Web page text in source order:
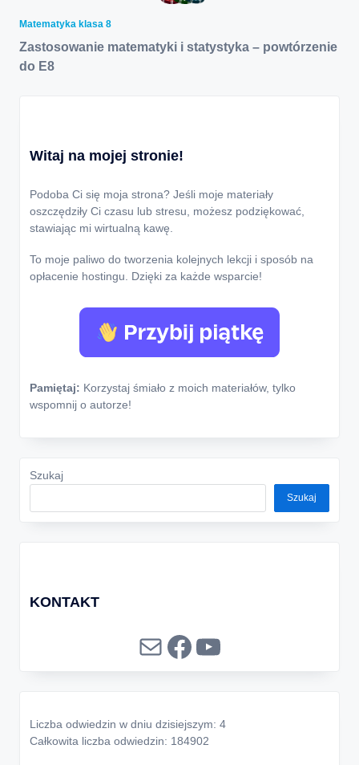
Matematyka klasa 8
Zastosowanie matematyki i statystyka – powtórzenie
do E8
Witaj na mojej stronie!
Podoba Ci się moja strona? Jeśli moje materiały
oszczędziły Ci czasu lub stresu, możesz podziękować,
stawiając mi wirtualną kawę.
To moje paliwo do tworzenia kolejnych lekcji i sposób na
opłacenie hostingu. Dzięki za każde wsparcie!
Pamiętaj: Korzystaj śmiało z moich materiałów, tylko
wspomnij o autorze!
Szukaj
Szukaj
KONTAKT
MailFacebook
YouTube
Liczba odwiedzin w dniu dzisiejszym: 4
Całkowita liczba odwiedzin: 184902